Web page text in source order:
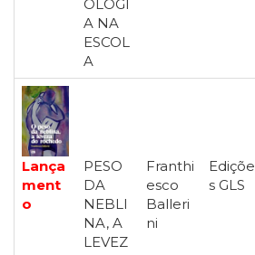
OLOGI
A NA
ESCOL
A
Lança
ment
o
PESO
DA
NEBLI
NA, A
LEVEZ
Franthi
esco
Balleri
ni
Ediçõe
s GLS